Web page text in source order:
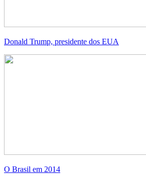
Donald Trump, presidente dos EUA
O Brasil em 2014